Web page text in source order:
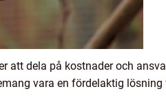
att dela på kostnader och
vara en fördelaktig